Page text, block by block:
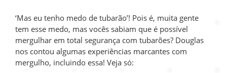
‘Mas eu tenho medo de tubarão’! Pois é, muita gente
tem esse medo, mas vocês sabiam que é possível
mergulhar em total segurança com tubarões? Douglas
nos contou algumas experiências marcantes com
mergulho, incluindo essa! Veja só: